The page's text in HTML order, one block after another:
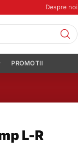
Despre noi
PROMOTII
L-R